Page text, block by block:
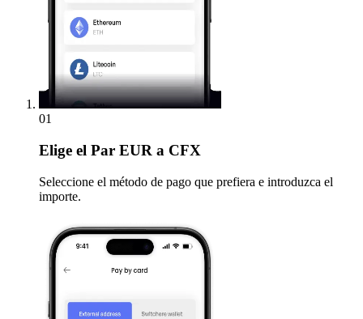
01
Elige el Par EUR a CFX
Seleccione el método de pago que prefiera e introduzca el
importe.